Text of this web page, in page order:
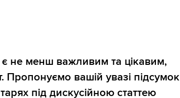
не менш важливим та цікавим,
Пропонуємо вашій увазі підсумок
піддискусійною статтею